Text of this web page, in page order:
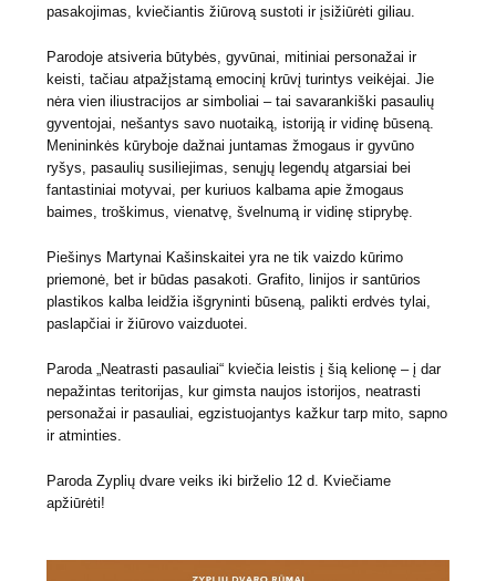
pasakojimas, kviečiantis žiūrovą sustoti ir įsižiūrėti giliau.
Parodoje atsiveria būtybės, gyvūnai, mitiniai personažai ir
keisti, tačiau atpažįstamą emocinį krūvį turintys veikėjai. Jie
nėra vien iliustracijos ar simboliai – tai savarankiški pasaulių
gyventojai, nešantys savo nuotaiką, istoriją ir vidinę būseną.
Menininkės kūryboje dažnai juntamas žmogaus ir gyvūno
ryšys, pasaulių susiliejimas, senųjų legendų atgarsiai bei
fantastiniai motyvai, per kuriuos kalbama apie žmogaus
baimes, troškimus, vienatvę, švelnumą ir vidinę stiprybę.
Piešinys Martynai Kašinskaitei yra ne tik vaizdo kūrimo
priemonė, bet ir būdas pasakoti. Grafito, linijos ir santūrios
plastikos kalba leidžia išgryninti būseną, palikti erdvės tylai,
paslapčiai ir žiūrovo vaizduotei.
Paroda „Neatrasti pasauliai“ kviečia leistis į šią kelionę – į dar
nepažintas teritorijas, kur gimsta naujos istorijos, neatrasti
personažai ir pasauliai, egzistuojantys kažkur tarp mito, sapno
ir atminties.
Paroda Zyplių dvare veiks iki birželio 12 d. Kviečiame
apžiūrėti!